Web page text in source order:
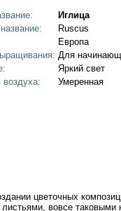
Иглица
Ruscus
Европа
Для
Яркий свет
воздуха:
Умеренная
цветочных
вовсе